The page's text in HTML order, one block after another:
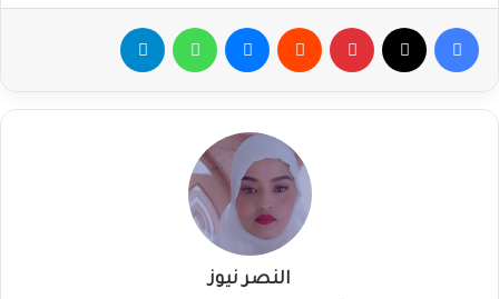
فيسبوك بينتيريست ماسنجر واتساب
النصر نيوز